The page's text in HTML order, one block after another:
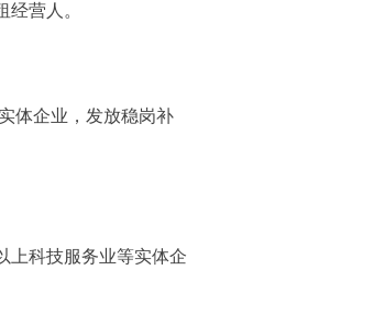
营人。
体企业，发放稳岗补
科技服务业等实体企